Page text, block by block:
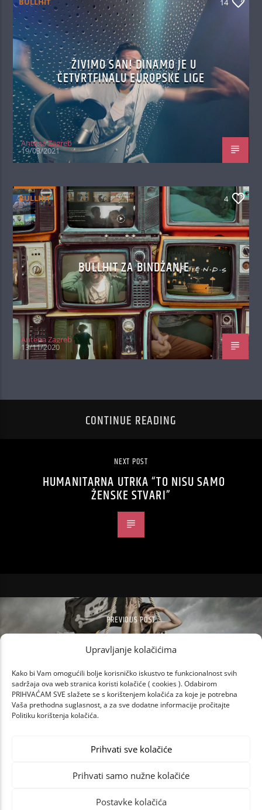
Upravljanje kolačićima
Kako bi Vam omogućili bolje korisničko iskustvo te funkcionalnost svih
sadržaja ova web stranica koristi kolačiće ( cookies ). Odabirom
PRIHVAĆAM SVE slažete se s korištenjem kolačića za koje je potrebna
Vaša prethodna suglasnost, a za sve dodatne informacije pročitajte
Politiku korištenja kolačića.
Prihvati sve kolačiće
Prihvati samo nužne kolačiće
Postavke kolačića
14
ŽIVIMO SAN! DINAMO JE U
ČETVRTFINALU EUROPSKE LIGE
Antena Zagreb
19/03/2021
BULLHIT 4
BULLHIT ZA BINDŽANJE
Antena Zagreb
13/11/2020
CONTINUE READING
NEXT POST
HUMANITARNA UTRKA “TO NISU SAMO
ŽENSKE STVARI”
PREVIOUS POST
VELIKIH 10 U PUNOM SASTAVU –
OTKRIVENO IME POSLJEDNJEG IZVOĐAČA